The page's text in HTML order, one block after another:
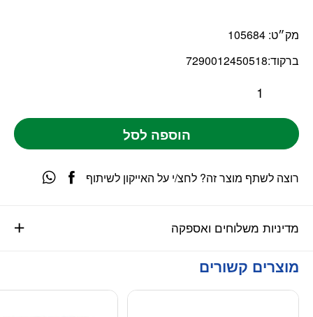
מק״ט: 105684
ברקוד:7290012450518
הוספה לסל
מדיניות משלוחים ואספקה
רוצה לשתף מוצר זה? לחצ/י על האייקון לשיתוף
מוצרים קשורים